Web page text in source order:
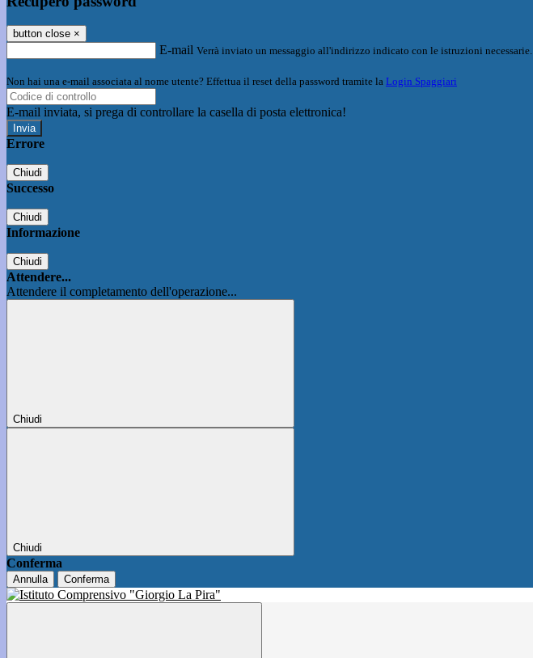
button close ×
E-mail Verrà inviato un messaggio all'indirizzo indicato con le istruzioni necessarie.
Non hai una e-mail associata al nome utente? Effettua il reset della password tramite la Login Spaggiari
E-mail inviata, si prega di controllare la casella di posta elettronica!
Errore
Chiudi
Successo
Chiudi
Informazione
Chiudi
Attendere...
Attendere il completamento dell'operazione...
Chiudi
Chiudi
Conferma
Annulla Conferma